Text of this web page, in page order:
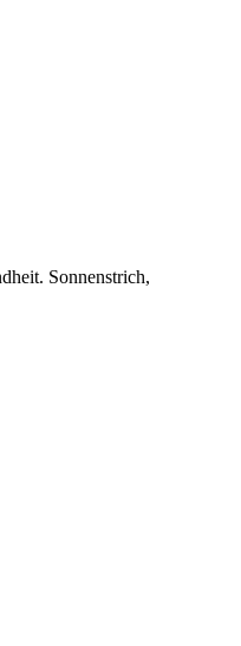
Sonnenstrich,